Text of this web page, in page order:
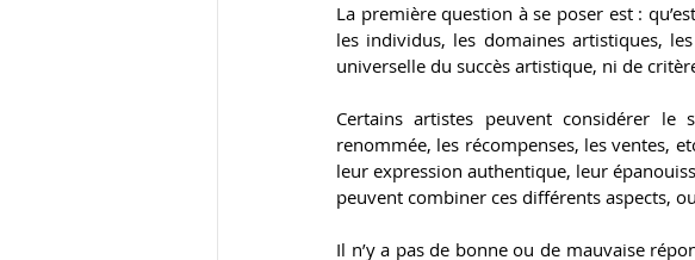
La première question à se poser est :
les individus, les domaines artistiques,
universelle du succès artistique, ni de
Certains artistes peuvent considérer
renommée, les récompenses, les ventes,
leur expression authentique, leur
peuvent combiner ces différents aspects,
Il n’y a pas de bonne ou de mauvaise